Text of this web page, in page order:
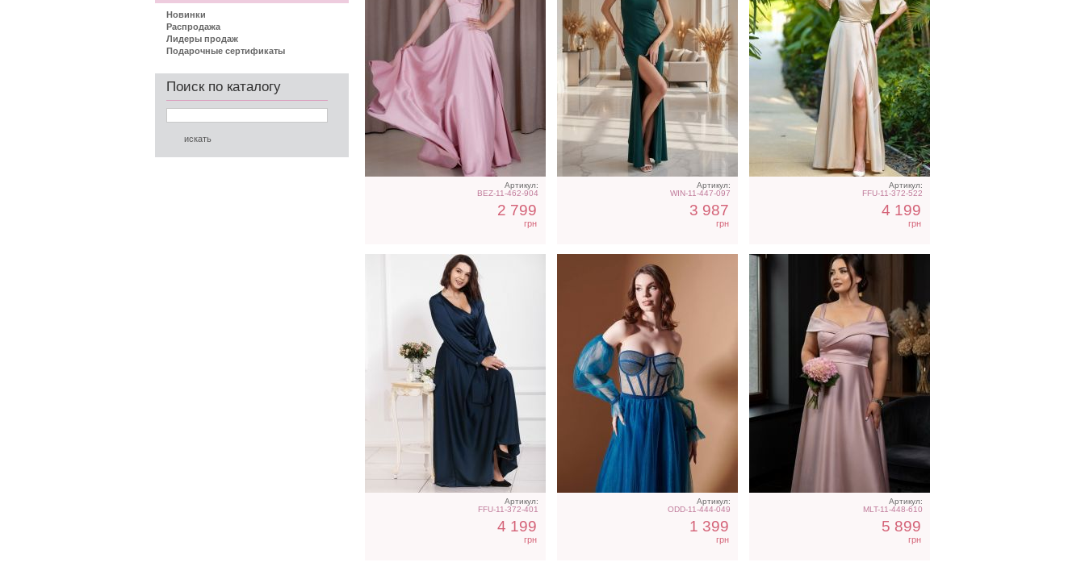
Артикул:
BEZ-11-462-904
2 799
грн
Артикул:
WIN-11-447-097
3 987
грн
Артикул:
FFU-11-372-522
4 199
грн
Вечернее длинное платье
с широким поясом
Артикул:
FFU-11-372-401
4 199
грн
Изумрудное нарядное
корсетное платье для
выпускного
Артикул:
ODD-11-444-049
1 399
грн
Длинное светлое
атласное платье большого
размера
Артикул:
MLT-11-448-610
5 899
грн
Новинки
Распродажа
Лидеры продаж
Подарочные сертификаты
Поиск по каталогу